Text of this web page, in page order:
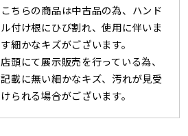
こちらの商品は中古品の為、ハンド
ル付け根にひび割れ、使用に伴いま
す細かなキズがございます。
店頭にて展示販売を行っている為、
記載に無い細かなキズ、汚れが見受
けられる場合がございます。